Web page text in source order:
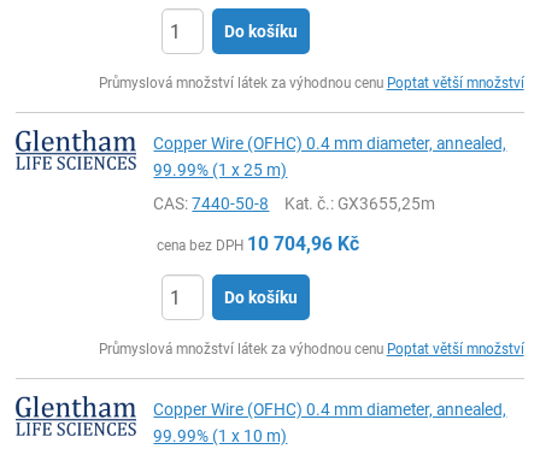
Do košíku
Průmyslová množství látek za výhodnou cenu Poptat větší množství
Copper Wire (OFHC) 0.4 mm diameter, annealed,
99.99% (1 x 25 m)
CAS:7440-50-8 Kat. č.: GX3655,25m
cena bez DPH 10 704,96 Kč
Do košíku
Průmyslová množství látek za výhodnou cenu Poptat větší množství
Copper Wire (OFHC) 0.4 mm diameter, annealed,
99.99% (1 x 10 m)